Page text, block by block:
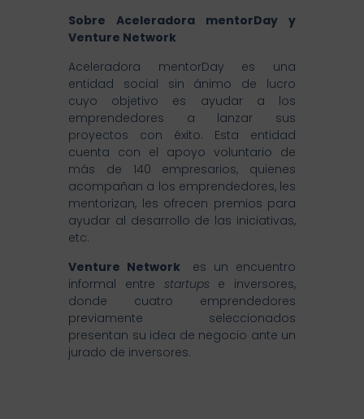
Sobre Aceleradora mentorDay y
Venture Network
Aceleradora mentorDay es una
entidad social sin ánimo de lucro
cuyo objetivo es ayudar a los
emprendedores a lanzar sus
proyectos con éxito. Esta entidad
cuenta con el apoyo voluntario de
más de 140 empresarios, quienes
acompañan a los emprendedores, les
mentorizan, les ofrecen premios para
ayudar al desarrollo de las iniciativas,
etc.
Venture Network es un encuentro
informal entre startups e inversores,
donde cuatro emprendedores
previamente seleccionados
presentan su idea de negocio ante un
jurado de inversores.